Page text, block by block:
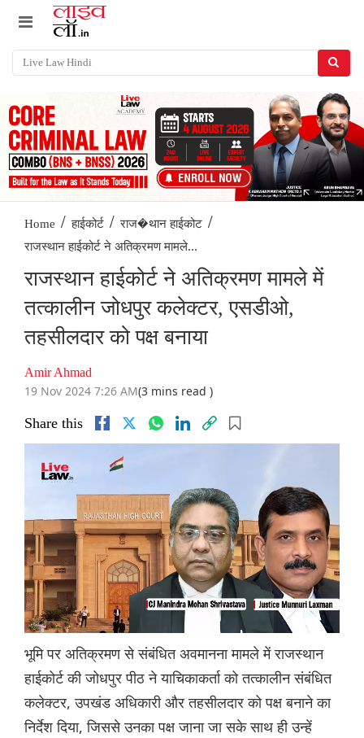
Home / हाईकोर्ट / राज�थान हाईकोट /
राजस्थान हाईकोर्ट ने अतिक्रमण मामले...
राजस्थान हाईकोर्ट ने अतिक्रमण मामले में
तत्कालीन जोधपुर कलेक्टर, एसडीओ,
तहसीलदार को पक्ष बनाया
Amir Ahmad
19 Nov 2024 7:26 AM(3 mins read )
Share this
भूमि पर अतिक्रमण से संबंधित अवमानना ​​मामले में राजस्थान
हाईकोर्ट की जोधपुर पीठ ने याचिकाकर्ता को तत्कालीन संबंधित
कलेक्टर, उपखंड अधिकारी और तहसीलदार को पक्ष बनाने का
निर्देश दिया, जिससे उनका पक्ष जाना जा सके साथ ही उन्हें